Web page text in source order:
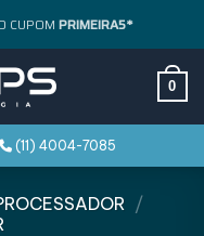
CUPOM PRIMEIRA5*
0
(11) 4004-7085
/